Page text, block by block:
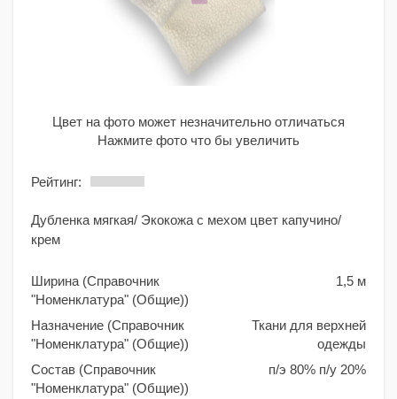
Цвет на фото может незначительно отличаться
Нажмите фото что бы увеличить
Рейтинг:
Дубленка мягкая/ Экокожа с мехом цвет капучино/
крем
Ширина (Справочник
"Номенклатура" (Общие))
1,5 м
Назначение (Справочник
"Номенклатура" (Общие))
Ткани для верхней
одежды
Состав (Справочник
"Номенклатура" (Общие))
п/э 80% п/у 20%